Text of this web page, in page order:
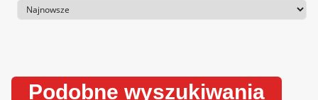
Sortowanie
Podobne wyszukiwania